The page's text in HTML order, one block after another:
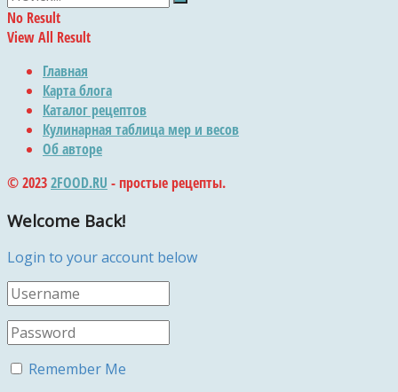
No Result
View All Result
Главная
Карта блога
Каталог рецептов
Кулинарная таблица мер и весов
Об авторе
© 20232FOOD.RU - простые рецепты.
Welcome Back!
Login to your account below
Remember Me